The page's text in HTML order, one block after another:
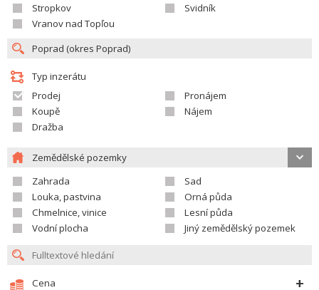
Stropkov
Svidník
Vranov nad Topľou
Typ inzerátu
Prodej
Pronájem
Koupě
Nájem
Dražba
Zemědělské pozemky
Zahrada
Sad
Louka, pastvina
Orná půda
Chmelnice, vinice
Lesní půda
Vodní plocha
Jiný zemědělský pozemek
Cena